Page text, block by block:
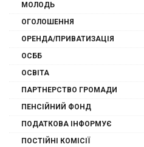
МОЛОДЬ
ОГОЛОШЕННЯ
ОРЕНДА/ПРИВАТИЗАЦІЯ
ОСББ
ОСВІТА
ПАРТНЕРСТВО ГРОМАДИ
ПЕНСІЙНИЙ ФОНД
ПОДАТКОВА ІНФОРМУЄ
ПОСТІЙНІ КОМІСІЇ